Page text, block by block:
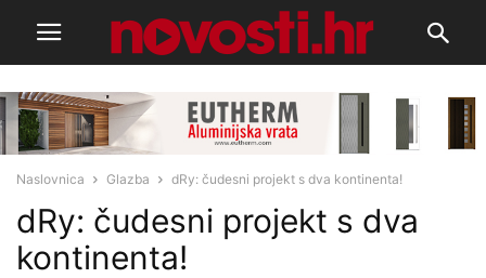
Naslovnica Glazba dRy: čudesni projekt s dva kontinenta!
dRy: čudesni projekt s dva
kontinenta!